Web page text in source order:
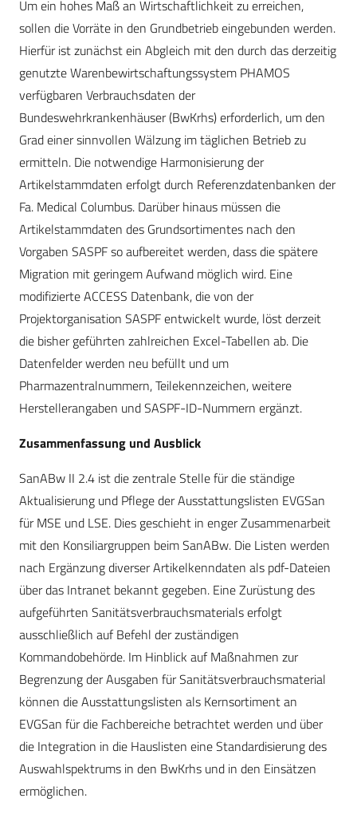
Um ein hohes Maß an Wirtschaftlichkeit zu erreichen,
sollen die Vorräte in den Grundbetrieb eingebunden werden.
Hierfür ist zunächst ein Abgleich mit den durch das derzeitig
genutzte Warenbewirtschaftungssystem PHAMOS
verfügbaren Verbrauchsdaten der
Bundeswehrkrankenhäuser (BwKrhs) erforderlich, um den
Grad einer sinnvollen Wälzung im täglichen Betrieb zu
ermitteln. Die notwendige Harmonisierung der
Artikelstammdaten erfolgt durch Referenzdatenbanken der
Fa. Medical Columbus. Darüber hinaus müssen die
Artikelstammdaten des Grundsortimentes nach den
Vorgaben SASPF so aufbereitet werden, dass die spätere
Migration mit geringem Aufwand möglich wird. Eine
modifizierte ACCESS Datenbank, die von der
Projektorganisation SASPF entwickelt wurde, löst derzeit
die bisher geführten zahlreichen Excel-Tabellen ab. Die
Datenfelder werden neu befüllt und um
Pharmazentralnummern, Teilekennzeichen, weitere
Herstellerangaben und SASPF-ID-Nummern ergänzt.
Zusammenfassung und Ausblick
SanABw II 2.4 ist die zentrale Stelle für die ständige
Aktualisierung und Pflege der Ausstattungslisten EVGSan
für MSE und LSE. Dies geschieht in enger Zusammenarbeit
mit den Konsiliargruppen beim SanABw. Die Listen werden
nach Ergänzung diverser Artikelkenndaten als pdf-Dateien
über das Intranet bekannt gegeben. Eine Zurüstung des
aufgeführten Sanitätsverbrauchsmaterials erfolgt
ausschließlich auf Befehl der zuständigen
Kommandobehörde. Im Hinblick auf Maßnahmen zur
Begrenzung der Ausgaben für Sanitätsverbrauchsmaterial
können die Ausstattungslisten als Kernsortiment an
EVGSan für die Fachbereiche betrachtet werden und über
die Integration in die Hauslisten eine Standardisierung des
Auswahlspektrums in den BwKrhs und in den Einsätzen
ermöglichen.